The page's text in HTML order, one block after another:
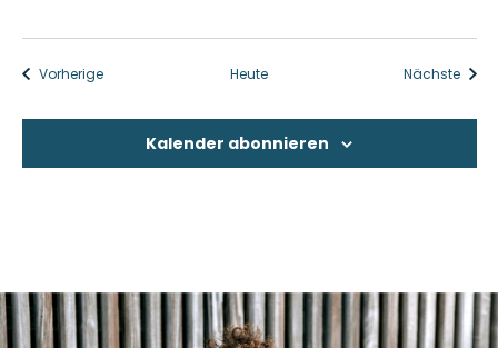
VorherigeVeranstaltungen Heute Nächste
Kalender abonnieren